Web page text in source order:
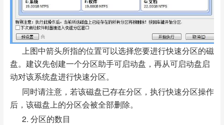
上图中箭头所指的位置可以选择您要进行快速分区的磁
盘。建议先创建一个分区助手可启动盘，再从可启动盘启
动对该系统盘进行快速分区。
同时请注意，若该磁盘已存在分区，执行快速分区操作
后，该磁盘上的分区会被全部删除。
2. 分区的数目